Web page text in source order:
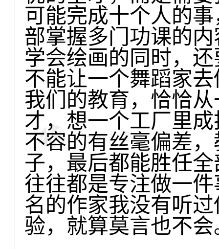
可能完成十个人的
部掌握多门功课的
学会绘画的同时，
不能让一个舞蹈家
我们的教育，恰恰
才，想一个工厂里
不容的有丝毫偏差
子，最后都能胜任
往往都是专注做一
名的作家我没有听
验，就算莫言也不会